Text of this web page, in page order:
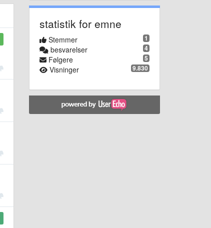
statistik for emne
1
Stemmer
4
besvarelser
5
Følgere
9.830
Visninger